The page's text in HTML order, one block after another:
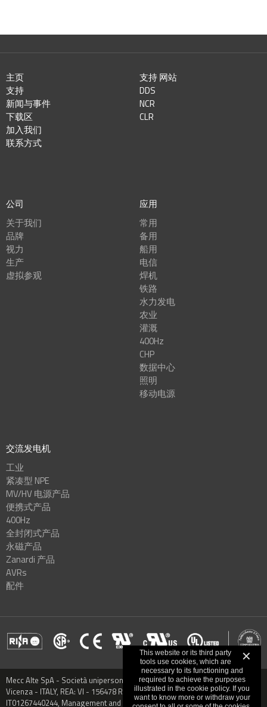
主页
支持
新闻与事件
下载区
加入我们
联系方式
支持 网站
DDS
NCR
CLR
公司
关于我们
品牌
视力
生产
虚拟参观
应用
常用
备用
船用
电信
焊机
铁路
水力发电
农业
灌溉
400Hz
CHP
数据中心
照明
移动电源
交流发电机
工业
紧凑型 NPE
MV/HV 电源产品
便携式产品
400Hz
全封闭式产品
永磁产品
Zanardi 产品
AVRs
配件
Mecc Alte SpA - Società unipersonale - Via Roma, 20 - 36051 Creazzo,
Vicenza - ITALY, REA: VI - 156478 Registered capital € 9.000.000,00 VAT:
IT01267440244, Management and Coordination: CO.MECC.FIN S.P.A.
✕
This website or its third party
tools use cookies, which are
necessary to its functioning and
required to achieve the purposes
illustrated in the cookie policy. If you
want to know more or withdraw your